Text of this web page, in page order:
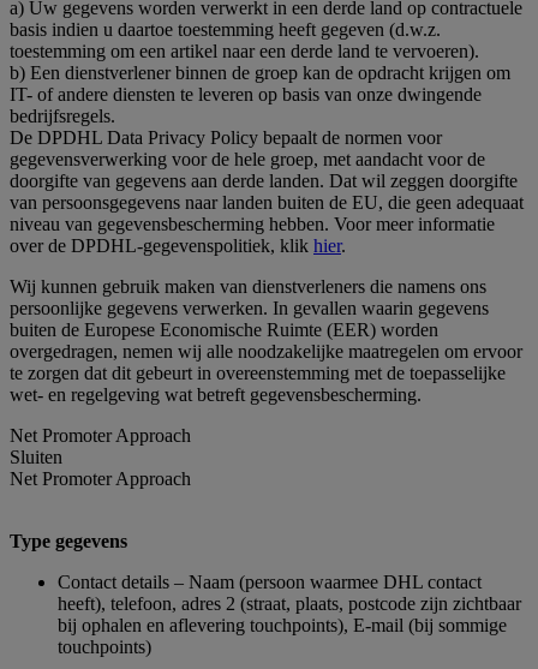
a) Uw gegevens worden verwerkt in een derde land op contractuele
basis indien u daartoe toestemming heeft gegeven (d.w.z.
toestemming om een artikel naar een derde land te vervoeren).
b) Een dienstverlener binnen de groep kan de opdracht krijgen om
IT- of andere diensten te leveren op basis van onze dwingende
bedrijfsregels.
De DPDHL Data Privacy Policy bepaalt de normen voor
gegevensverwerking voor de hele groep, met aandacht voor de
doorgifte van gegevens aan derde landen. Dat wil zeggen doorgifte
van persoonsgegevens naar landen buiten de EU, die geen adequaat
niveau van gegevensbescherming hebben. Voor meer informatie
over de DPDHL-gegevenspolitiek, klik hier.
Wij kunnen gebruik maken van dienstverleners die namens ons
persoonlijke gegevens verwerken. In gevallen waarin gegevens
buiten de Europese Economische Ruimte (EER) worden
overgedragen, nemen wij alle noodzakelijke maatregelen om ervoor
te zorgen dat dit gebeurt in overeenstemming met de toepasselijke
wet- en regelgeving wat betreft gegevensbescherming.
Net Promoter Approach
Sluiten
Net Promoter Approach
Type gegevens
Contact details – Naam (persoon waarmee DHL contact
heeft), telefoon, adres 2 (straat, plaats, postcode zijn zichtbaar
bij ophalen en aflevering touchpoints), E-mail (bij sommige
touchpoints)